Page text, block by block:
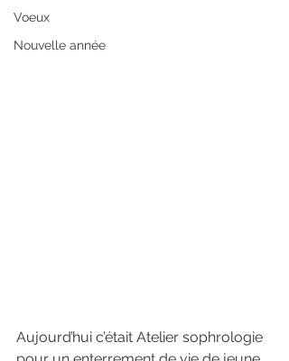
Voeux
Nouvelle année
Aujourd’hui c’était Atelier sophrologie